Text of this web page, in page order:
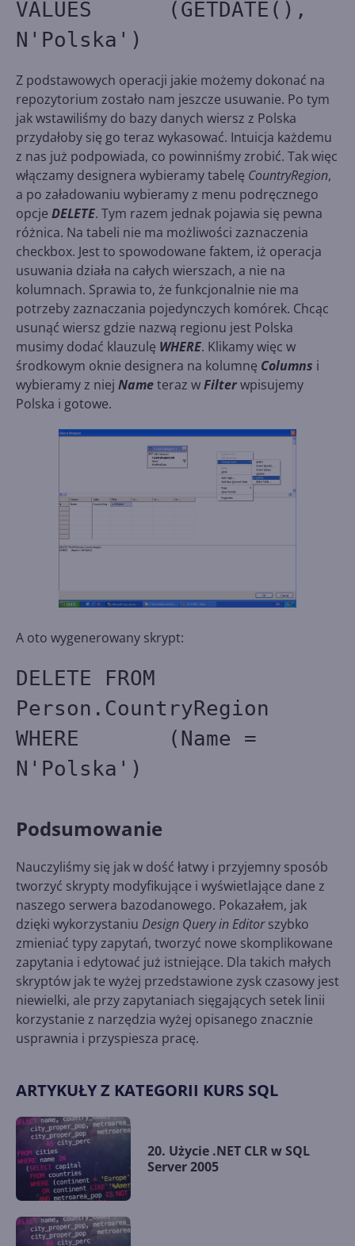
VALUES (GETDATE(),
N'Polska')
Z podstawowych operacji jakie możemy dokonać na
repozytorium zostało nam jeszcze usuwanie. Po tym
jak wstawiliśmy do bazy danych wiersz z Polska
przydałoby się go teraz wykasować. Intuicja każdemu
z nas już podpowiada, co powinniśmy zrobić. Tak więc
włączamy designera wybieramy tabelę CountryRegion,
a po załadowaniu wybieramy z menu podręcznego
opcje DELETE. Tym razem jednak pojawia się pewna
różnica. Na tabeli nie ma możliwości zaznaczenia
checkbox. Jest to spowodowane faktem, iż operacja
usuwania działa na całych wierszach, a nie na
kolumnach. Sprawia to, że funkcjonalnie nie ma
potrzeby zaznaczania pojedynczych komórek. Chcąc
usunąć wiersz gdzie nazwą regionu jest Polska
musimy dodać klauzulę WHERE. Klikamy więc w
środkowym oknie designera na kolumnę Columns i
wybieramy z niej Nameteraz wFilterwpisujemy
Polska i gotowe.
A oto wygenerowany skrypt:
DELETE FROM
Person.CountryRegion
WHERE (Name =
N'Polska')
Podsumowanie
Nauczyliśmy się jak w dość łatwy i przyjemny sposób
tworzyć skrypty modyfikujące i wyświetlające dane z
naszego serwera bazodanowego. Pokazałem, jak
dzięki wykorzystaniu Design Query in Editorszybko
zmieniać typy zapytań, tworzyć nowe skomplikowane
zapytania i edytować już istniejące. Dla takich małych
skryptów jak te wyżej przedstawione zysk czasowy jest
niewielki, ale przy zapytaniach sięgających setek linii
korzystanie z narzędzia wyżej opisanego znacznie
usprawnia i przyspiesza pracę.
ARTYKUŁY Z KATEGORII KURS SQL
20. Użycie .NET CLR w SQL
Server 2005